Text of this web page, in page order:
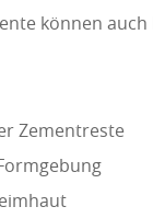
können
Zementreste